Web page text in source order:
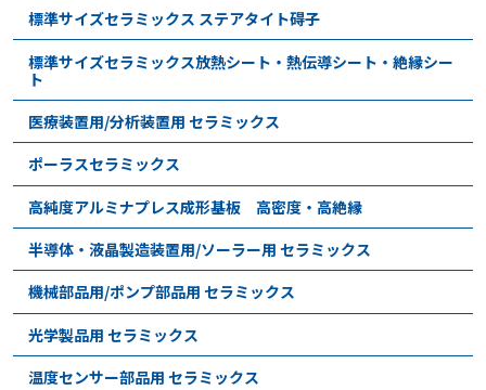
標準サイズセラミックス ステアタイト碍子
標準サイズセラミックス放熱シート・熱伝導シート・絶縁シー
ト
医療装置用/分析装置用 セラミックス
ポーラスセラミックス
高純度アルミナプレス成形基板 高密度・高絶縁
半導体・液晶製造装置用/ソーラー用 セラミックス
機械部品用/ポンプ部品用 セラミックス
光学製品用 セラミックス
温度センサー部品用 セラミックス